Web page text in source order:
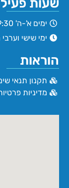
שעות
ימים א'-ה' 09:30 - 16:00
ימי שישי וערבי חג 09:30 -
הוראות
תקנון תנאי
מדיניות